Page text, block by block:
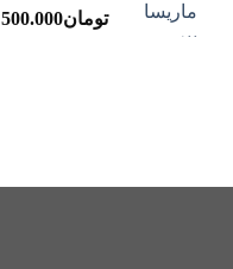
تومان500.000